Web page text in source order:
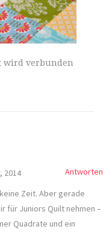
wird verbunden
2014
Antworten
Zeit. Aber gerade
für Juniors Quilt nehmen –
Quadrate und ein